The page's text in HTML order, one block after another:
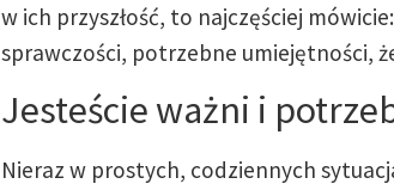
w ich przyszłość, to najczęściej
sprawczości, potrzebne umiejętności,
Jesteście ważni i
Nieraz w prostych, codziennych